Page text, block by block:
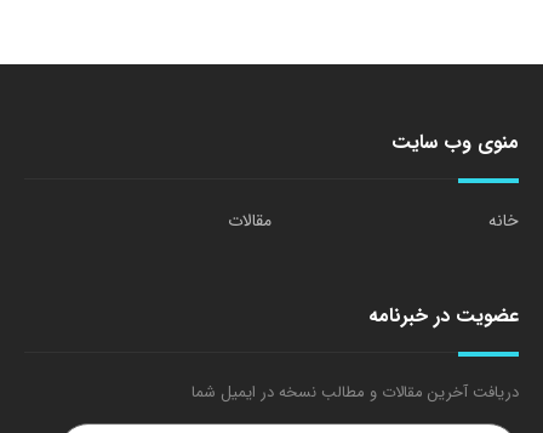
منوی وب سایت
خانه مقالات
عضویت در خبرنامه
دریافت آخرین مقالات و مطالب نسخه در ایمیل شما